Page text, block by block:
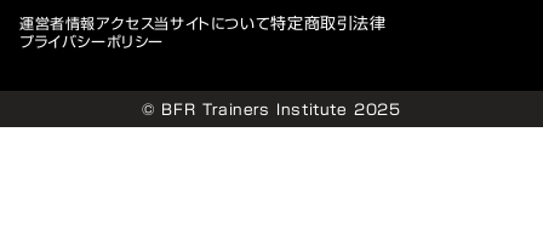
運営者情報アクセス当サイトについて特定商取引法律
プライバシーポリシー
© BFR Trainers Institute 2025